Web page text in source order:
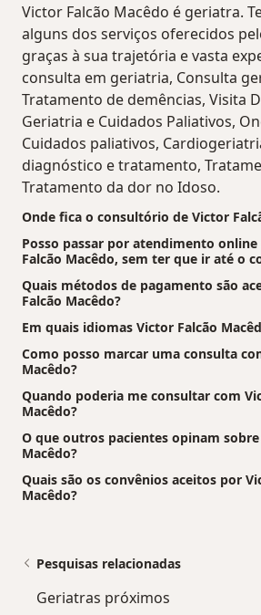
Victor Falcão Macêdo é geriatra.
alguns dos serviços oferecidos
graças à sua trajetória e vasta
consulta em geriatria, Consulta
Tratamento de demências, Visita
Geriatria e Cuidados Paliativos,
Cuidados paliativos,
diagnóstico e tratamento,
Tratamento da dor no Idoso.
Onde fica o consultório de Victor
Posso passar por atendimento
Falcão Macêdo, sem ter que ir até o
Quais métodos de pagamento são
Falcão Macêdo?
Em quais idiomas Victor Falcão
Como posso marcar uma consulta
Macêdo?
Quando poderia me consultar com
Macêdo?
O que outros pacientes opinam
Macêdo?
Quais são os convênios aceitos por
Macêdo?
Pesquisas relacionadas
Geriatras próximos